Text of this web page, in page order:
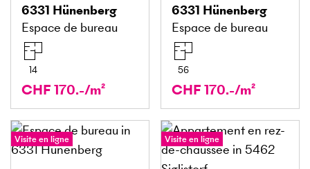
6331 Hünenberg
Espace de bureau
14
CHF 170.-/m²
6331 Hünenberg
Espace de bureau
56
CHF 170.-/m²
Visite en ligne Visite en ligne